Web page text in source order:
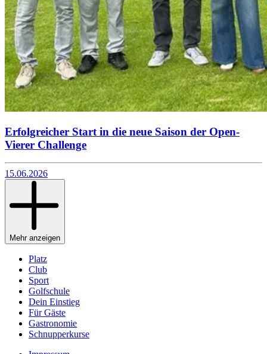
Erfolgreicher Start in die neue Saison der Open-
Vierer Challenge
15.06.2026
Mehr anzeigen
Platz
Club
Sport
Golfschule
Dein Einstieg
Für Gäste
Gastronomie
Schnupperkurse